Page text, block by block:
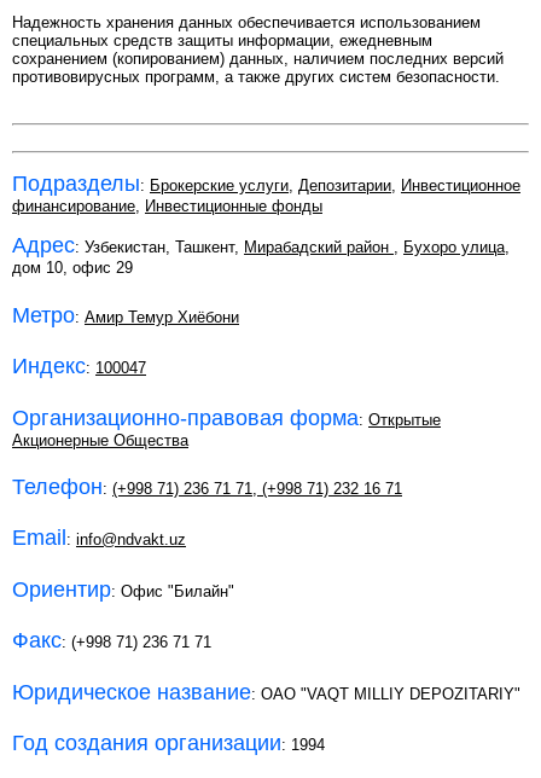
Надежность хранения данных обеспечивается использованием
специальных средств защиты информации, ежедневным
сохранением (копированием) данных, наличием последних версий
противовирусных программ, а также других систем безопасности.
Подразделы: Брокерские услуги, Депозитарии, Инвестиционное
финансирование, Инвестиционные фонды
Адрес: Узбекистан, Ташкент, Мирабадский район , Бухоро улица,
дом 10, офис 29
Метро: Амир Темур Хиёбони
Индекс: 100047
Организационно-правовая форма: Открытые
Акционерные Общества
Телефон: (+998 71) 236 71 71, (+998 71) 232 16 71
Email : info@ndvakt.uz
Ориентир: Офис "Билайн"
Факс: (+998 71) 236 71 71
Юридическое название: ОАО "VAQT MILLIY DEPOZITARIY"
Год создания организации: 1994